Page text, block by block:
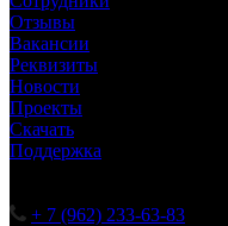
Отзывы
Вакансии
Реквизиты
Новости
Проекты
Скачать
Поддержка
+ 7 (962) 233-63-83